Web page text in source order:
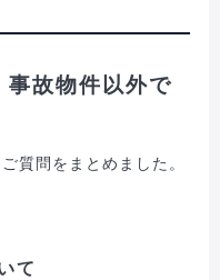
故物件以外で
質問をまとめました。
て